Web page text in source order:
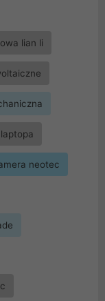
lian li
neotec